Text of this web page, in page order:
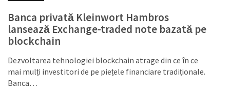
Banca privată Kleinwort Hambros
lansează Exchange-traded note bazată pe
blockchain
Dezvoltarea tehnologiei blockchain atrage din ce în ce
mai mulți investitori de pe piețele financiare tradiționale.
Banca…